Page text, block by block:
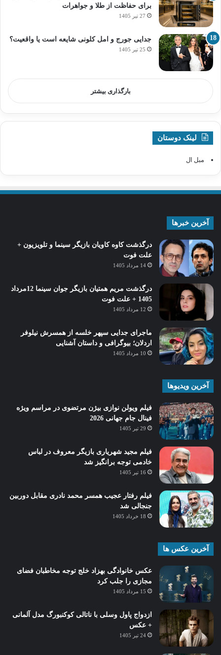
برای حفاظت از طلا و جواهرات
27 تیر 1405
جدایی جورج و امل کلونی شایعه است یا واقعیت؟
25 تیر 1405
بارگذاری بیشتر
لینک دوستان
مبل ال
آخرین خبرها
درگذشت کاوه کاویان بازیگر سینما و تلویزیون +
علت فوت
14 مرداد 1405
درگذشت مریم همتیان بازیگر جوان سینما 12مرداد
1405 + علت فوت
12 مرداد 1405
ماجرای جدایی سپهر خلسه از همسرش نیلوفر
اردلان؛ بیوگرافی و داستان آشنایی
10 مرداد 1405
آخرین ویدیوها
فیلم ویولن نوازی بیژن مرتضوی در مراسم ویژه
فینال جام جهانی 2026
29 تیر 1405
فیلم مجید شهریاری بازیگر معروف در لباس
خادمی توجه برانگیز شد
16 تیر 1405
فیلم رفتار عجیب همسر محمد نادری مقابل دوربین
جنجالی شد
18 خرداد 1405
آخرین عکس ها
عکس خانوادگی بهزاد خلج توجه مخاطبان فضای
مجازی را جلب کرد
15 مرداد 1405
ازدواج پاول وسلی با ناتالی کوکنبورگ مدل آلمانی
+ عکس
24 تیر 1405